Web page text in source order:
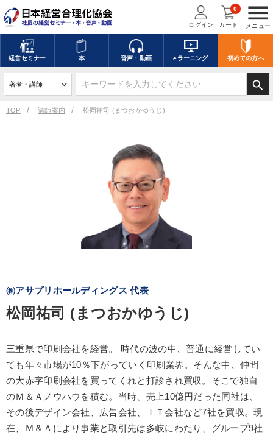
menu
メニュー
ログイン カート
0
経営セミナー 本 音声・動画 eラーニング 初めての方へ
search
TOP 講師案内 松岡祐司 (まつおかゆうじ)
㈱アサプリホールディングス 代表
松岡祐司 (まつおかゆうじ)
三重県で印刷会社を経営。 時代の波の中、普通に経営してい
ても年々市場が10％下がっていく印刷業界。そんな中、仲間
の大赤字印刷会社を買ってくれと打診され買収。そこで独自
のＭ＆Ａノウハウを積む。当時、売上10億円だった同社は、
その後デザイン会社、広告会社、ＩＴ会社など7社を買収。現
在、Ｍ＆Ａにより事業と取引先は多岐にわたり、グループ9社